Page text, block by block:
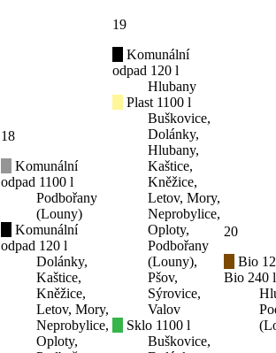
18
Komunální
odpad 1100 l
Podbořany
(Louny)
Komunální
odpad 120 l
Dolánky,
Kaštice,
Kněžice,
Letov, Mory,
Neprobylice,
Oploty,
19
Komunální
odpad 120 l
Hlubany
Plast 1100 l
Buškovice,
Dolánky,
Hlubany,
Kaštice,
Kněžice,
Letov, Mory,
Neprobylice,
Oploty,
Podbořany
(Louny),
Pšov,
Sýrovice,
Valov
Sklo 1100 l
Buškovice,
20
Bio
Bio 240 l